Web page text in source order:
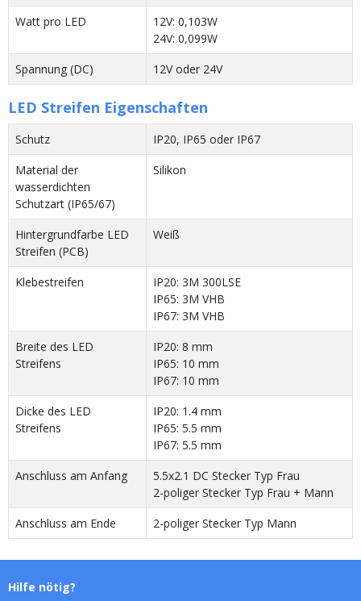
Watt pro LED
12V: 0,103W
24V: 0,099W
Spannung (DC)
12V oder 24V
LED Streifen Eigenschaften
Schutz
IP20, IP65 oder IP67
Material der
wasserdichten
Schutzart (IP65/67)
Silikon
Hintergrundfarbe LED
Streifen (PCB)
Weiß
Klebestreifen
IP20: 3M 300LSE
IP65: 3M VHB
IP67: 3M VHB
Breite des LED
Streifens
IP20: 8 mm
IP65: 10 mm
IP67: 10 mm
Dicke des LED
Streifens
IP20: 1.4 mm
IP65: 5.5 mm
IP67: 5.5 mm
Anschluss am Anfang
5.5x2.1 DC Stecker Typ Frau
2-poliger Stecker Typ Frau + Mann
Anschluss am Ende
2-poliger Stecker Typ Mann
Hilfe nötig?